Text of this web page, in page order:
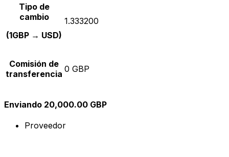
Tipo de
cambio
(1GBP → USD)
1.333200
Comisión de
transferencia 0 GBP
Enviando 20,000.00 GBP
Proveedor